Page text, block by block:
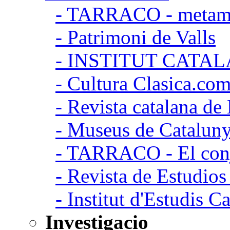
- TARRACO -
- Patrimoni de Valls
- INSTITUT
- Cultura
- Revista catalana
- Museus de
- TARRACO - El
- Revista de
- Institut d'Estudis
Investigacio